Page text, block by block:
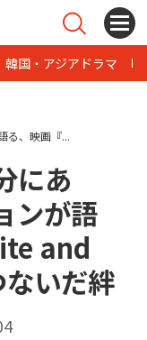
韓国・アジアドラマ
る、映画『...
にあ
ンが語
and
いだ絆